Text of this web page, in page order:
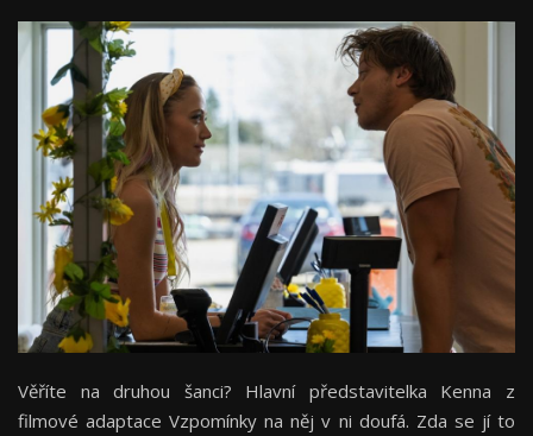
Věříte na druhou šanci? Hlavní představitelka Kenna z
filmové adaptace Vzpomínky na něj v ni doufá. Zda se jí to